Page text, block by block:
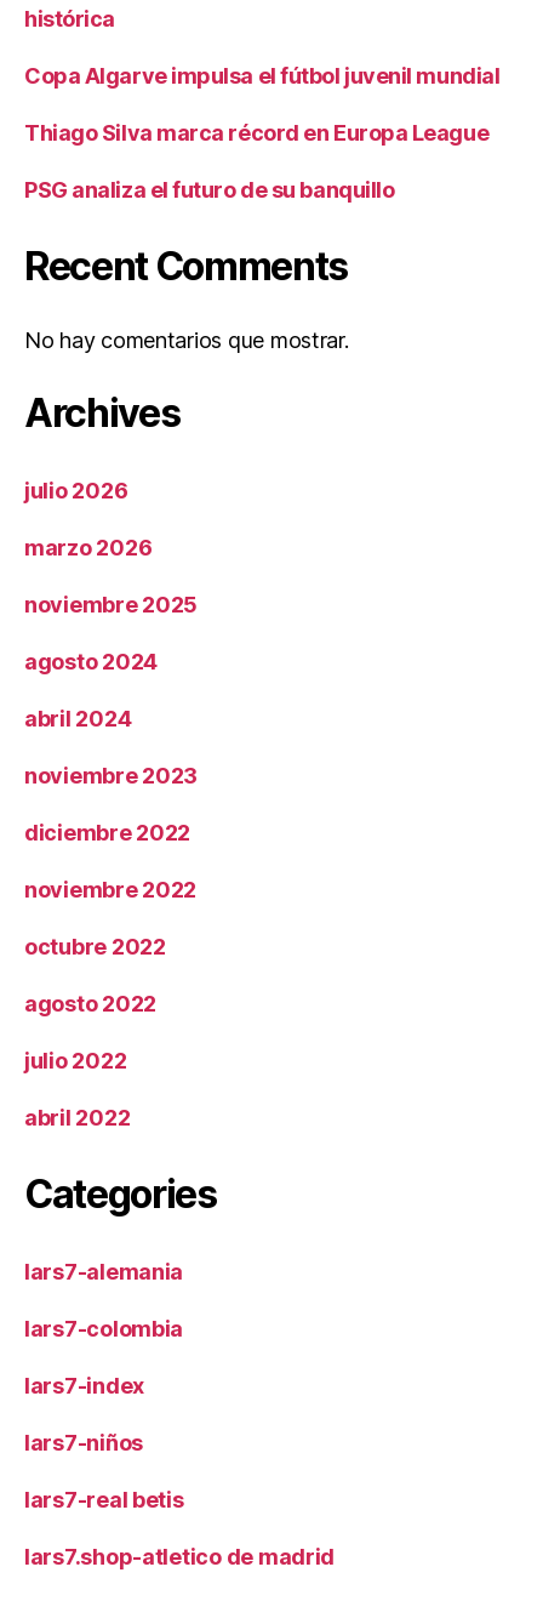
histórica
Copa Algarve impulsa el fútbol juvenil mundial
Thiago Silva marca récord en Europa League
PSG analiza el futuro de su banquillo
Recent Comments
No hay comentarios que mostrar.
Archives
julio 2026
marzo 2026
noviembre 2025
agosto 2024
abril 2024
noviembre 2023
diciembre 2022
noviembre 2022
octubre 2022
agosto 2022
julio 2022
abril 2022
Categories
lars7-alemania
lars7-colombia
lars7-index
lars7-niños
lars7-real betis
lars7.shop-atletico de madrid